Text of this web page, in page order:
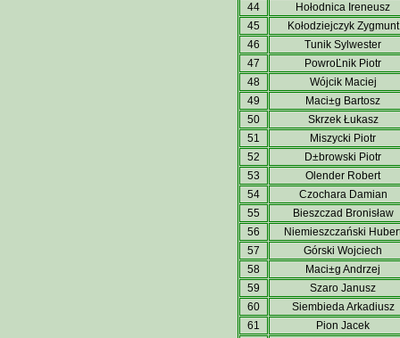
44
Hołodnica Ireneusz
45
Kołodziejczyk Zygmunt
46
Tunik Sylwester
47
PowroĽnik Piotr
48
Wójcik Maciej
49
Maci±g Bartosz
50
Skrzek Łukasz
51
Miszycki Piotr
52
D±browski Piotr
53
Olender Robert
54
Czochara Damian
55
Bieszczad Bronisław
56
Niemieszczański
57
Górski Wojciech
58
Maci±g Andrzej
59
Szaro Janusz
60
Siembieda Arkadiusz
61
Pion Jacek